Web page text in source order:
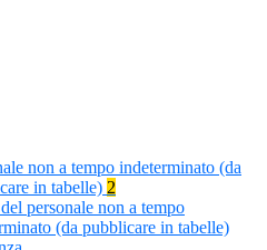
non a tempo indeterminato (da
in tabelle) 2
personale non a tempo
(da pubblicare in tabelle)